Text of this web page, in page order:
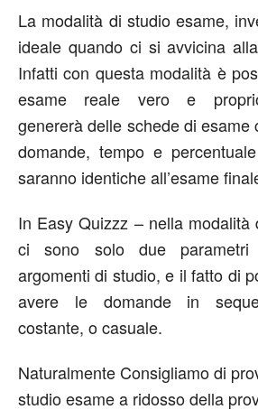
La modalità di studio esame,
ideale quando ci si avvicina
Infatti con questa modalità è
esame reale vero e
genererà delle schede di esame
domande, tempo e
saranno identiche all’esame
In Easy Quizzz – nella
ci sono solo due parametri
argomenti di studio, e il fatto di
avere le domande in
costante, o casuale.
Naturalmente Consigliamo di
studio esame a ridosso della